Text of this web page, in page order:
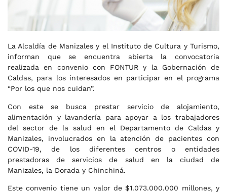
La Alcaldía de Manizales y el Instituto de Cultura y Turismo,
informan que se encuentra abierta la convocatoria
realizada en convenio con FONTUR y la Gobernación de
Caldas, para los interesados en participar en el programa
“Por los que nos cuidan”.
Con este se busca prestar servicio de alojamiento,
alimentación y lavandería para apoyar a los trabajadores
del sector de la salud en el Departamento de Caldas y
Manizales, involucrados en la atención de pacientes con
COVID-19, de los diferentes centros o entidades
prestadoras de servicios de salud en la ciudad de
Manizales, la Dorada y Chinchiná.
Este convenio tiene un valor de $1.073.000.000 millones, y